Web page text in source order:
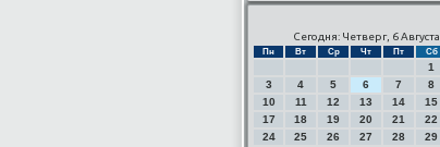
Сегодня: Четверг, 6 Августа
Пн Вт Ср Чт Пт Сб
1
3
4 5 6 7 8
10
11 12 13 14 15
17
18 19 20 21 22
24
25 26 27 28 29